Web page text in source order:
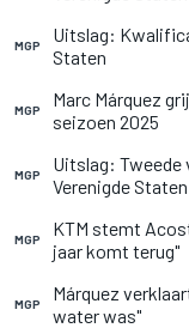
MGP
Uitslag:
Staten
MGP
Marc Márquez
seizoen 2025
MGP
Uitslag: Tweede
Verenigde Staten
MGP
KTM stemt
jaar komt terug"
MGP
Márquez
water was"